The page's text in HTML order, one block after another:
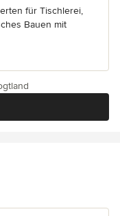
für Tischlerei,
Bauen mit